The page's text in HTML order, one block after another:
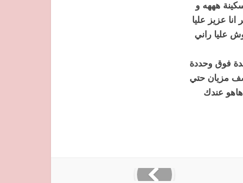
هههه و
عزيز عليا
عليا راني
فوق وحددة
مزيان حتي
عندك